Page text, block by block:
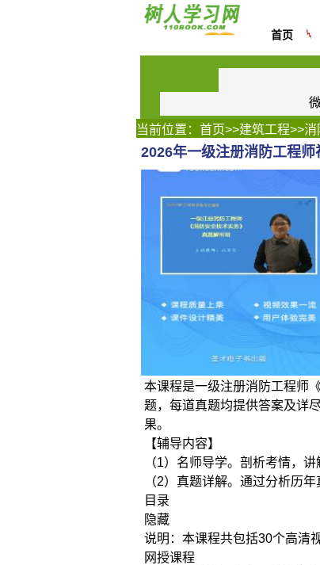
首页
当前位置： 首页>>建筑工程>>消
2026年一级注册消防工程
本课程是一级注册消防工程师
题，每道真题均提供答案及详
果。
【辅导内容】
（1）名师导学。剖析考情，
（2）真题详解。通过分析历
目录
隐藏
说明：本课程共包括30个高清
网授课程